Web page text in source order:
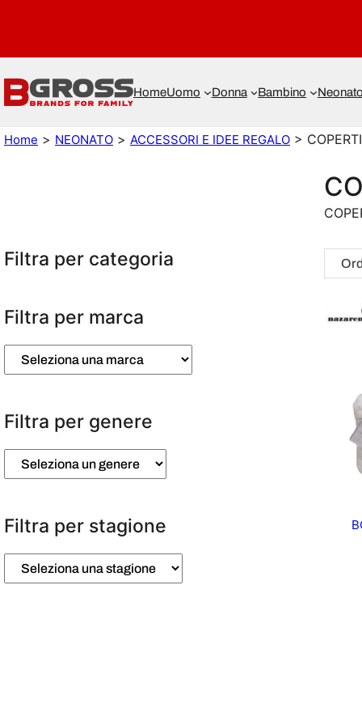
HomeUomo Donna Bambino
Home > NEONATO > ACCESSORI E IDEE REGALO >
Filtra per categoria
Filtra per marca
Filtra per genere
Filtra per stagione